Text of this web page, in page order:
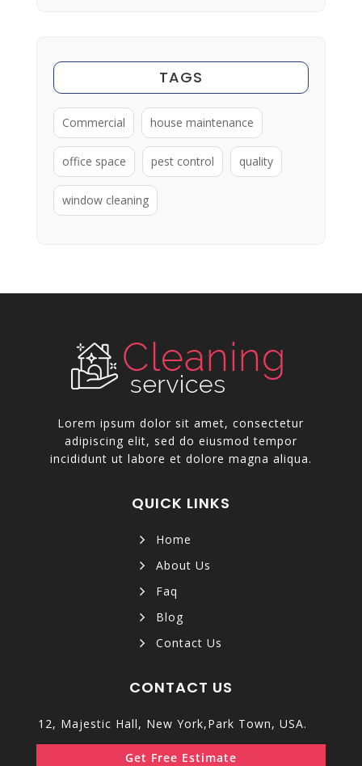
TAGS
Commercial house maintenance
office space pest control quality
window cleaning
Lorem ipsum dolor sit amet, consectetur
adipiscing elit, sed do eiusmod tempor
incididunt ut labore et dolore magna aliqua.
QUICK LINKS
Home
About Us
Faq
Blog
Contact Us
CONTACT US
12, Majestic Hall, New York,Park Town, USA.
Get Free Estimate